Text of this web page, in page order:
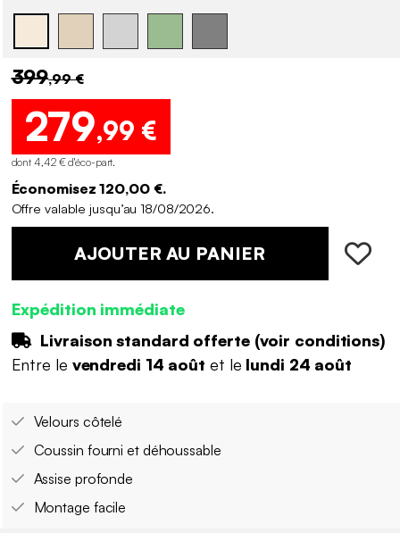
399,99 €
279,99 €
dont 4,42 € d'éco-part.
Économisez 120,00 €.
Offre valable jusqu’au 18/08/2026.
AJOUTER AU PANIER
Expédition immédiate
Livraison standard offerte (voir conditions)
Entre le vendredi 14 août et le lundi 24 août
Velours côtelé
Coussin fourni et déhoussable
Assise profonde
Montage facile